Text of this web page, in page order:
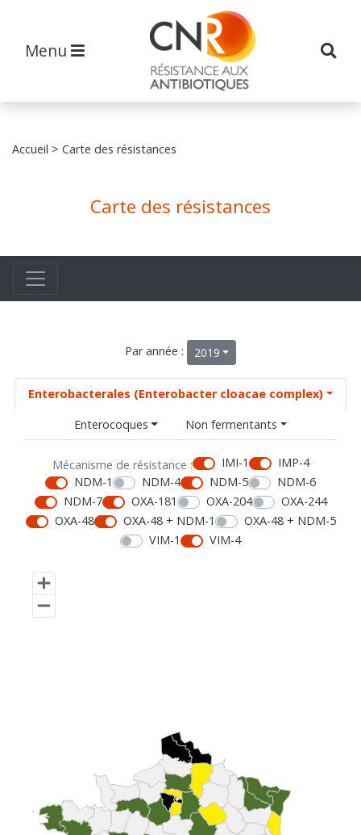
Menu
Accueil > Carte des résistances
Carte des résistances
Par année : 2019
Enterobacterales (Enterobacter cloacae complex)
Enterocoques
Non fermentants
Mécanisme de résistance : IMI-1
IMP-4
NDM-1
NDM-4 NDM-5
NDM-6
NDM-7
OXA-181 OXA-204
OXA-244
OXA-48
OXA-48 + NDM-1
OXA-48 + NDM-5
VIM-1
VIM-4